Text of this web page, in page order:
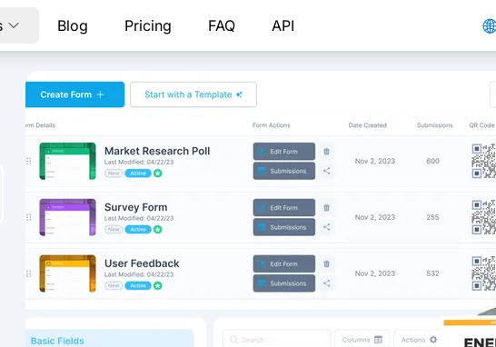
Blog Pricing FAQ API